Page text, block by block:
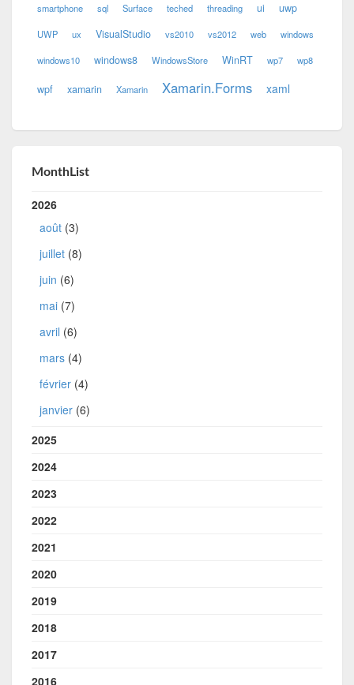
smartphone sql Surface teched threading ui uwp
UWP ux VisualStudio vs2010 vs2012 web windows
windows10 windows8 WindowsStore WinRT wp7 wp8
wpf xamarin Xamarin Xamarin.Forms xaml
MonthList
2026
août (3)
juillet (8)
juin (6)
mai (7)
avril (6)
mars (4)
février (4)
janvier (6)
2025
2024
2023
2022
2021
2020
2019
2018
2017
2016